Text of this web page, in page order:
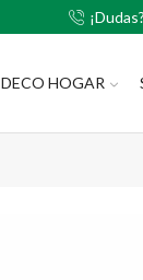
DECO HOGAR